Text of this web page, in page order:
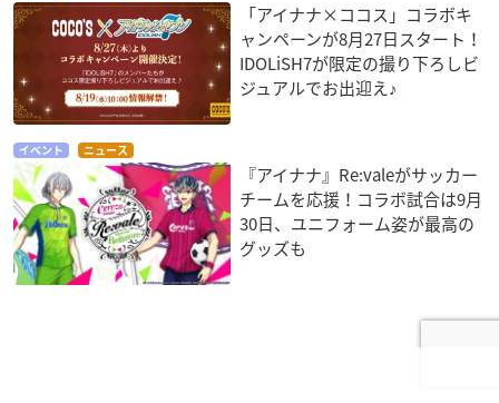
「アイナナ×ココス」コラボキ
ャンペーンが8月27日スタート！
IDOLiSH7が限定の撮り下ろしビ
ジュアルでお出迎え♪
イベント ニュース
『アイナナ』Re:valeがサッカー
チームを応援！コラボ試合は9月
30日、ユニフォーム姿が最高の
グッズも